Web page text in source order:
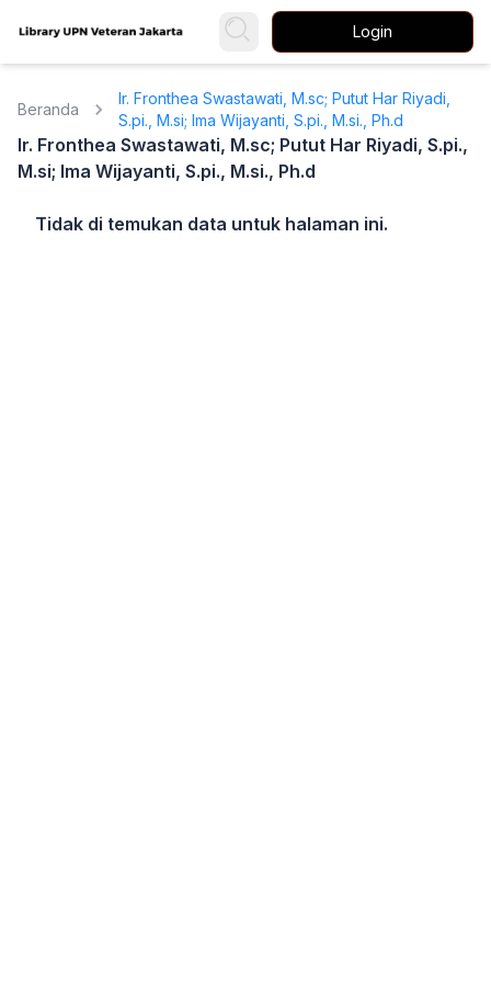
Login
Beranda
Ir. Fronthea Swastawati, M.sc; Putut Har Riyadi,
S.pi., M.si; Ima Wijayanti, S.pi., M.si., Ph.d
Ir. Fronthea Swastawati, M.sc; Putut Har Riyadi, S.pi.,
M.si; Ima Wijayanti, S.pi., M.si., Ph.d
Tidak di temukan data untuk halaman ini.